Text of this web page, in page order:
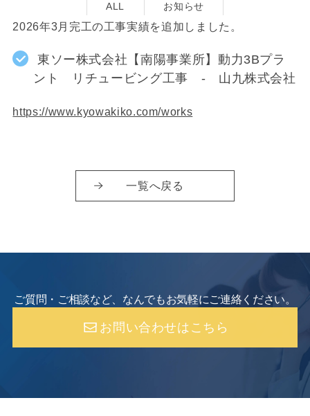
2026年3月完工の工事実績を追加しました。
東ソー株式会社【南陽事業所】動力3Bプラ
ント リチュービング工事 - 山九株式会社
https://www.kyowakiko.com/works
一覧へ戻る
ALL お知らせ
ご質問・ご相談など、なんでもお気軽にご連絡ください。
お問い合わせはこちら